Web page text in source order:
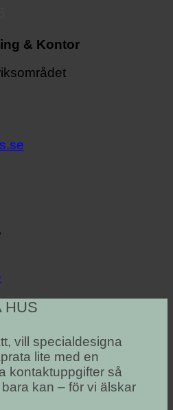
& Kontor
HUS
vill specialdesigna
lite med en
kontaktuppgifter så
kan – för vi älskar